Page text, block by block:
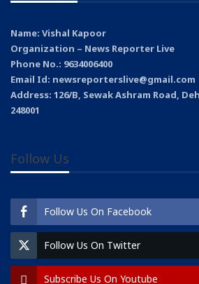
Name: Vishal Kapoor
Organization – News Reporter Live
Phone No.: 9634006400
Email Id: newsreporterslive@gmail.com
Address: 126/B, Sewak Ashram Road,
248001
Follow Us
Follow Us On Facebook
Follow Us On Twitter
Subscribe Us On Youtube